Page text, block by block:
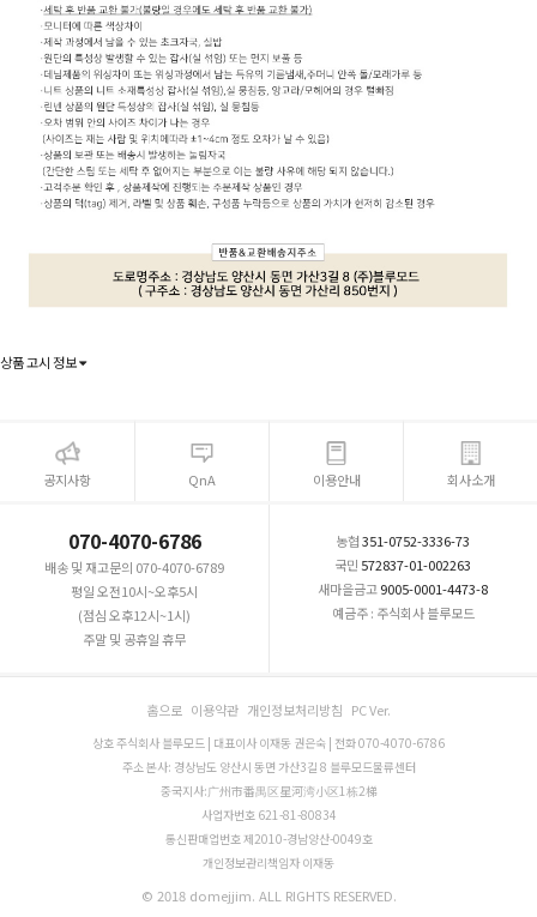
상품 고시 정보
공지사항 QnA 이용안내 회사소개
070-4070-6786
배송 및 재고문의 070-4070-6789
평일 오전10시~오후5시
(점심 오후12시~1시)
주말 및 공휴일 휴무
농협351-0752-3336-73
국민 572837-01-002263
새마을금고9005-0001-4473-8
예금주 : 주식회사 블루모드
홈으로 이용약관 개인정보처리방침 PC Ver.
상호 주식회사 블루모드 | 대표이사 이재동 권은숙 | 전화 070-4070-6786
주소 본사: 경상남도 양산시 동면 가산3길 8 블루모드물류센터
중국지사:广州市番禺区星河湾小区1栋2梯
사업자번호 621-81-80834
통신판매업번호 제2010-경남양산-0049호
개인정보관리책임자 이재동
© 2018 domejjim. ALL RIGHTS RESERVED.